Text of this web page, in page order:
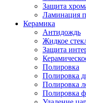
Защита
Ламинация
Керамика
Антидождь
Жидкое
Защита
Полировка
Полировка
Полировка
Полировка